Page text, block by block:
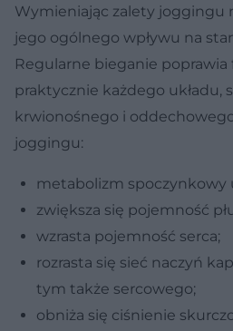
Wymieniając zalety joggingu
jego ogólnego wpływu na
Regularne bieganie
praktycznie każdego układu,
krwionośnego i
joggingu:
metabolizm spoczynkowy
zwiększa się pojemność
wzrasta pojemność serca;
rozrasta się sieć naczyń
tym także sercowego;
obniża się ciśnienie